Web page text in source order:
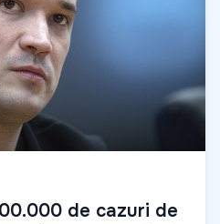
de cazuri de